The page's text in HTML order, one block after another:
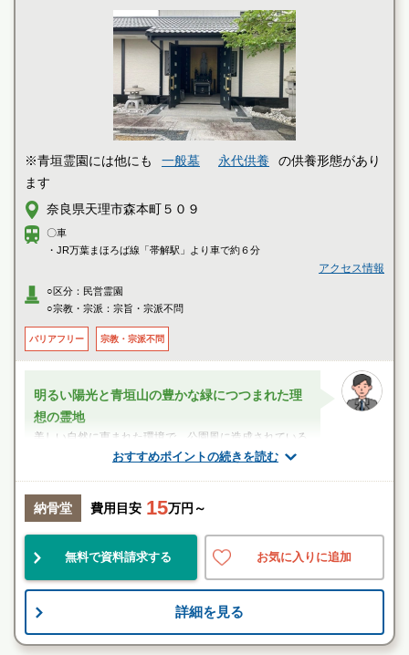
※青垣霊園には他にも 一般墓 永代供養
の供養形態があり
ます
奈良県天理市森本町５０９
〇車
・JR万葉まほろば線「帯解駅」より車で約６分
アクセス情報
○区分：民営霊園
○宗教・宗派：宗旨・宗派不問
バリアフリー 宗教・宗派不問
おすすめポイントの続きを読む
明るい陽光と青垣山の豊かな緑につつまれた理
想の霊地
美しい自然に恵まれた環境で、公園風に造成されている
のが特徴です。東に大和青垣国定公園があり、西には大
帯解駅
便利 民営 宗教不問
お墓のことなら何でもご相談ください
納骨堂 費用目安 15万円～
無料で資料請求する お気に入りに追加
詳細を見る